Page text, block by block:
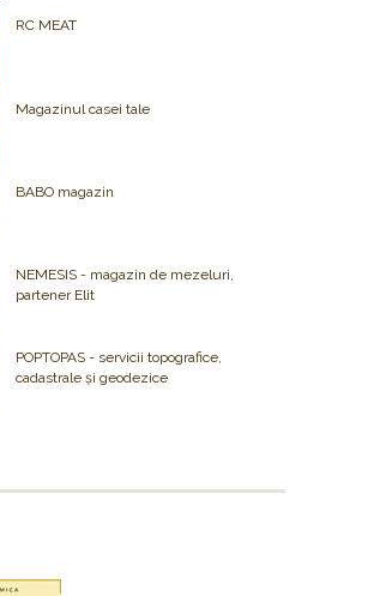
RC MEAT
Magazinul casei tale
BABO magazin
NEMESIS - magazin de mezeluri,
partener Elit
POPTOPAS - servicii topografice,
cadastrale și geodezice